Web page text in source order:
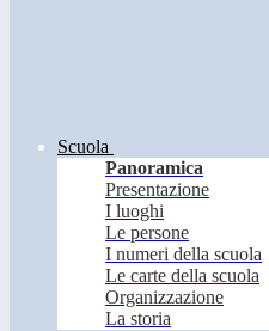
Scuola
Panoramica
Presentazione
I luoghi
Le persone
I numeri della scuola
Le carte della scuola
Organizzazione
La storia